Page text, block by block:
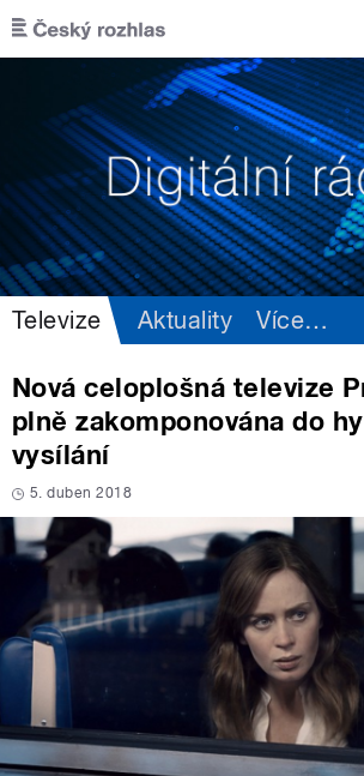
Přejít k hlavnímu obsahu
Televize Aktuality Více…
Nová celoplošná televize
plně zakomponována do
vysílání
5. duben 2018